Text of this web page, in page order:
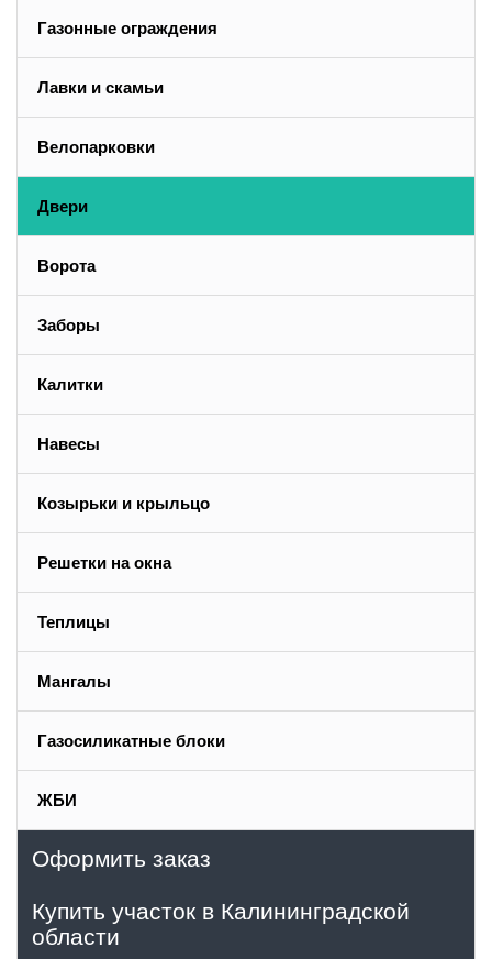
Газонные ограждения
Лавки и скамьи
Велопарковки
Двери
Ворота
Заборы
Калитки
Навесы
Козырьки и крыльцо
Решетки на окна
Теплицы
Мангалы
Газосиликатные блоки
ЖБИ
Оформить заказ
Купить участок в Калининградской
области